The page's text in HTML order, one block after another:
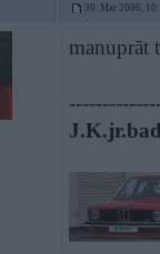
30. Mar 2006,
manuprāt